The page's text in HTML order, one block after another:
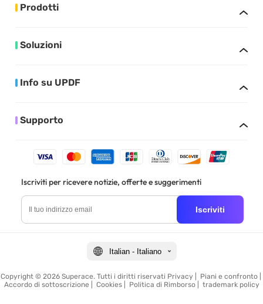
Prodotti
Soluzioni
Info su UPDF
Supporto
Iscriviti per ricevere notizie, offerte e suggerimenti
Iscriviti
Italian - Italiano
Copyright © 2026 Superace. Tutti i diritti riservati Privacy Piani e confronto|
Accordo di sottoscrizione
Cookies| Politica di Rimborso| trademark policy